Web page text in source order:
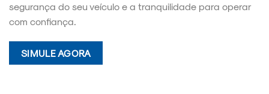
segurança do seu veículo e a tranquilidade para operar
com confiança.
SIMULE AGORA